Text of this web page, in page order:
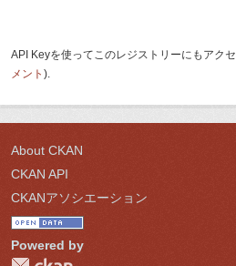
API Keyを使ってこのレジストリーにもアク
メント ).
About CKAN
CKAN API
CKANアソシエーション
Powered by